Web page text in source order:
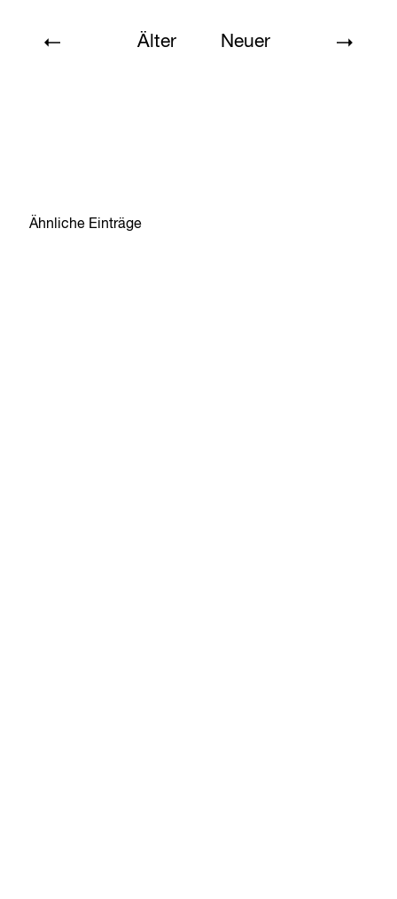
Älter Neuer
Ähnliche Einträge